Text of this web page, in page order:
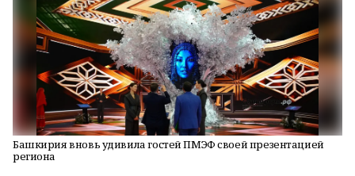
Башкирия вновь удивила гостей ПМЭФ своей презентацией
региона